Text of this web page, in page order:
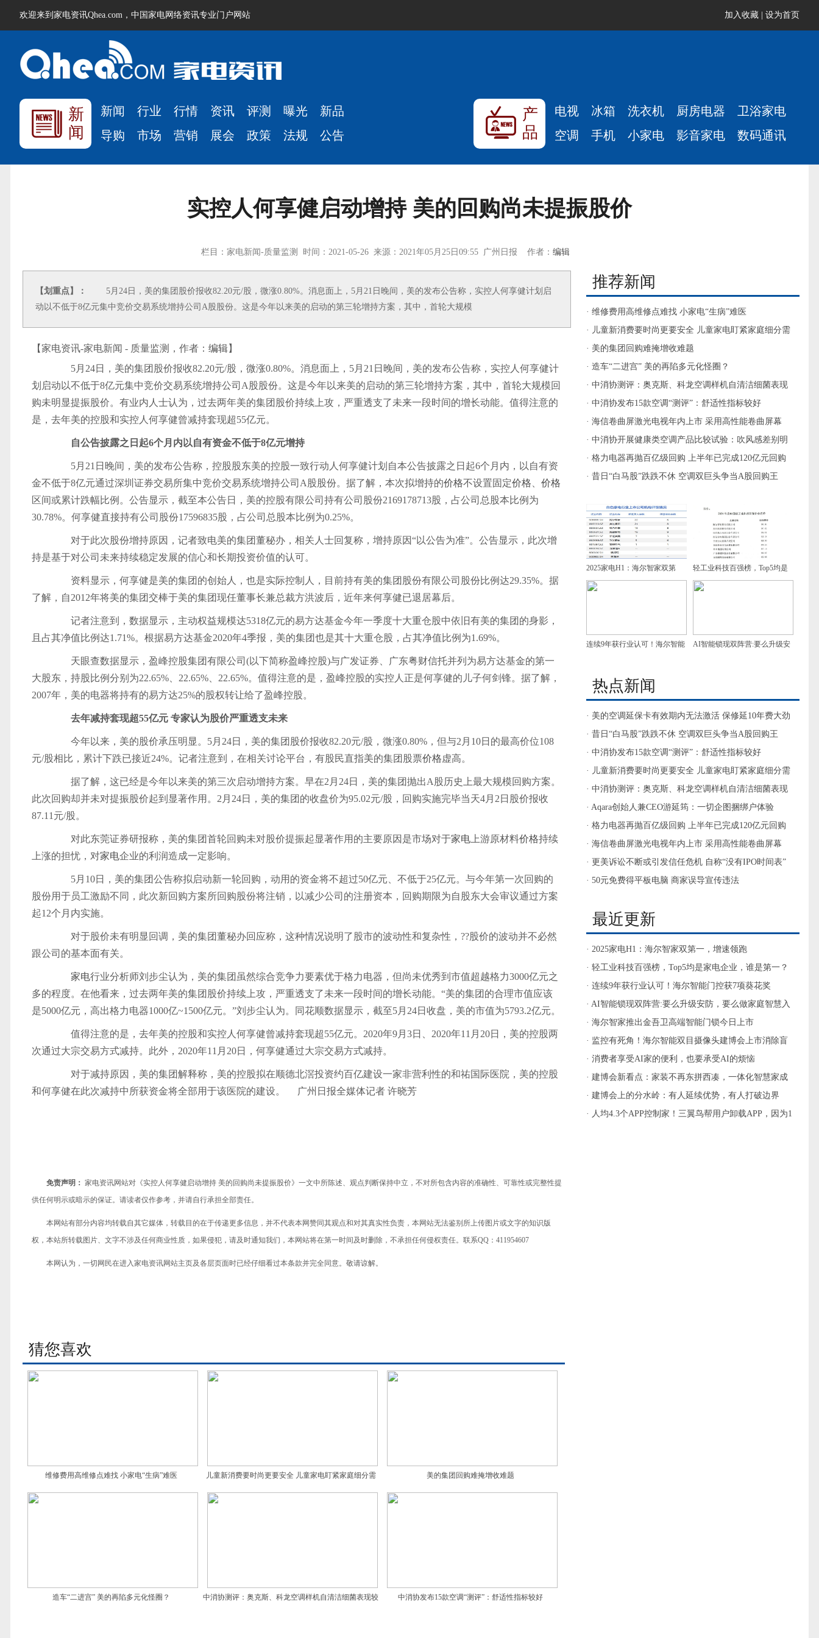
欢迎来到家电资讯Qhea.com，中国家电网络资讯专业门户网站 加入收藏 设为首页
新
闻
新闻 行业 行情 资讯 评测 曝光
新品
导购
市场 营销 展会 政策 法规 公告
产
品
电视 冰箱 洗衣机 厨房电器
卫浴家电
空调
手机 小家电 影音家电 数码通讯
实控人何享健启动增持 美的回购尚未提振股价
栏目：家电新闻-质量监测 时间：2021-05-26 来源：2021年05月25日09:55 广州日报 作者： 编辑
【划重点】：
5月24日，美的集团股价报收82.20元/股，微涨0.80%。消息面上，5月21日晚间，美的发布公告称，实控人何享健计划启
动以不低于8亿元集中竞价交易系统增持公司A股股份。这是今年以来美的启动的第三轮增持方案，其中，首轮大规模
【家电资讯-家电新闻 - 质量监测，作者： 编辑】
5月24日，美的集团股价报收82.20元/股，微涨0.80%。消息面上，5月21日晚间，美的发布公告称，实控人何享健计
划启动以不低于8亿元集中竞价交易系统增持公司A股股份。这是今年以来美的启动的第三轮增持方案，其中，首轮大规模回
购未明显提振股价。有业内人士认为，过去两年美的集团股价持续上攻，严重透支了未来一段时间的增长动能。值得注意的
是，去年美的控股和实控人何享健曾减持套现超55亿元。
自公告披露之日起6个月内以自有资金不低于8亿元增持
5月21日晚间，美的发布公告称，控股股东美的控股一致行动人何享健计划自本公告披露之日起6个月内，以自有资
金不低于8亿元通过深圳证券交易所集中竞价交易系统增持公司A股股份。据了解，本次拟增持的价格不设置固定价格
价格
区间或累计跌幅比例。公告显示，截至本公告日，美的控股有限公司持有公司股份2169178713股，占公司总股本比例为
30.78%。何享健直接持有公司股份17596835股，占公司总股本比例为0.25%。
对于此次股份增持原因，记者致电美的集团董秘办，相关人士回复称，增持原因“以公告为准”。公告显示，此次增
持是基于对公司未来持续稳定发展的信心和长期投资价值的认可。
资料显示，何享健是美的集团的创始人，也是实际控制人，目前持有美的集团股份有限公司股份比例达29.35%。据
了解，自2012年将美的集团交棒于美的集团现任董事长兼总裁方洪波后，近年来何享健已退居幕后。
记者注意到，数据显示，主动权益规模达5318亿元的易方达基金今年一季度十大重仓股中依旧有美的集团的身影，
且占其净值比例达1.71%。根据易方达基金2020年4季报，美的集团也是其十大重仓股，占其净值比例为1.69%。
天眼查数据显示，盈峰控股集团有限公司(以下简称盈峰控股)与广发证券、广东粤财信托并列为易方达基金的第一
大股东，持股比例分别为22.65%、22.65%、22.65%。值得注意的是，盈峰控股的实控人正是何享健的儿子何剑锋。据了解，
2007年，美的电器将持有的易方达25%的股权转让给了盈峰控股。
去年减持套现超55亿元 专家认为股价严重透支未来
今年以来，美的股价承压明显。5月24日，美的集团股价报收82.20元/股，微涨0.80%，但与2月10日的最高价位108
元/股相比，累计下跌已接近24%。记者注意到，在相关讨论平台，有股民直指美的集团股票价格虚高。
据了解，这已经是今年以来美的第三次启动增持方案。早在2月24日，美的集团抛出A股历史上最大规模回购方案。
此次回购却并未对提振股价起到显著作用。2月24日，美的集团的收盘价为95.02元/股，回购实施完毕当天4月2日股价报收
87.11元/股。
对此东莞证券研报称，美的集团首轮回购未对股价提振起显著作用的主要原因是市场对于家电 上游原材料价格持续
上涨的担忧，对家电企业的利润造成一定影响。
5月10日，美的集团公告称拟启动新一轮回购，动用的资金将不超过50亿元、不低于25亿元。与今年第一次回购的
股份用于员工激励不同，此次新回购方案所回购股份将注销，以减少公司的注册资本，回购期限为自股东大会审议通过方案
起12个月内实施。
对于股价未有明显回调，美的集团董秘办回应称，这种情况说明了股市的波动性和复杂性，??股价的波动并不必然
跟公司的基本面有关。
家电行业分析师刘步尘认为，美的集团虽然综合竞争力要素优于格力电器，但尚未优秀到市值超越格力3000亿元之
多的程度。在他看来，过去两年美的集团股价持续上攻，严重透支了未来一段时间的增长动能。“美的集团的合理市值应该
是5000亿元，高出格力电器1000亿~1500亿元。”刘步尘认为。同花顺数据显示，截至5月24日收盘，美的市值为5793.2亿元。
值得注意的是，去年美的控股和实控人何享健曾减持套现超55亿元。2020年9月3日、2020年11月20日，美的控股两
次通过大宗交易方式减持。此外，2020年11月20日，何享健通过大宗交易方式减持。
对于减持原因，美的集团解释称，美的控股拟在顺德北滘投资约百亿建设一家非营利性的和祐国际医院，美的控股
和何享健在此次减持中所获资金将全部用于该医院的建设。 广州日报全媒体记者 许晓芳
免责声明： 家电资讯网站对《实控人何享健启动增持 美的回购尚未提振股价》一文中所陈述、观点判断保持中立，不对所包含内容的准确性、可靠性或完整性提
供任何明示或暗示的保证。请读者仅作参考，并请自行承担全部责任。
本网站有部分内容均转载自其它媒体，转载目的在于传递更多信息，并不代表本网赞同其观点和对其真实性负责，本网站无法鉴别所上传图片或文字的知识版
权，本站所转载图片、文字不涉及任何商业性质，如果侵犯，请及时通知我们，本网站将在第一时间及时删除，不承担任何侵权责任。联系QQ：411954607
本网认为，一切网民在进入家电资讯网站主页及各层页面时已经仔细看过本条款并完全同意。敬请谅解。
猜您喜欢
维修费用高维修点难找 小家电“生病”难医 儿童新消费要时尚更要安全 儿童家电盯紧家庭细分需
求
美的集团回购难掩增收难题
造车“二进宫” 美的再陷多元化怪圈？ 中消协测评：奥克斯、科龙空调样机自清洁细菌表现较 中消协发布15款空调“测评”：舒适性指标较好
推荐新闻
· 维修费用高维修点难找 小家电“生病”难医
· 儿童新消费要时尚更要安全 儿童家电盯紧家庭细分需
求
· 美的集团回购难掩增收难题
· 造车“二进宫” 美的再陷多元化怪圈？
· 中消协测评：奥克斯、科龙空调样机自清洁细菌表现
较差
· 中消协发布15款空调“测评”：舒适性指标较好
· 海信卷曲屏激光电视年内上市 采用高性能卷曲屏幕
· 中消协开展健康类空调产品比较试验：吹风感差别明
显
· 格力电器再抛百亿级回购 上半年已完成120亿元回购
· 昔日“白马股”跌跌不休 空调双巨头争当A股回购王
2025家电H1：海尔智家双第
一，增速领跑
轻工业科技百强榜，Top5均是
家电企业，谁是第一？
连续9年获行业认可！海尔智能 AI智能锁现双阵营:要么升级安
热点新闻
· 美的空调延保卡有效期内无法激活 保修延10年费大劲
· 昔日“白马股”跌跌不休 空调双巨头争当A股回购王
· 中消协发布15款空调“测评”：舒适性指标较好
· 儿童新消费要时尚更要安全 儿童家电盯紧家庭细分需
求
· 中消协测评：奥克斯、科龙空调样机自清洁细菌表现
较差
· Aqara创始人兼CEO游延筠：一切企图捆绑户体验
的“入口”为都将被户抛弃
· 格力电器再抛百亿级回购 上半年已完成120亿元回购
· 海信卷曲屏激光电视年内上市 采用高性能卷曲屏幕
· 更美诉讼不断或引发信任危机 自称“没有IPO时间表”
· 50元免费得平板电脑 商家误导宣传违法
最近更新
· 2025家电H1：海尔智家双第一，增速领跑
· 轻工业科技百强榜，Top5均是家电企业，谁是第一？
· 连续9年获行业认可！海尔智能门控获7项葵花奖
· AI智能锁现双阵营:要么升级安防，要么做家庭智慧入
口
· 海尔智家推出金吾卫高端智能门锁今日上市
· 监控有死角！海尔智能双目摄像头建博会上市消除盲
区
· 消费者享受AI家的便利，也要承受AI的烦恼
· 建博会新看点：家装不再东拼西凑，一体化智慧家成
主流
· 建博会上的分水岭：有人延续优势，有人打破边界
· 人均4.3个APP控制家！三翼鸟帮用户卸载APP，因为1